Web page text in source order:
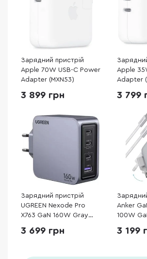
Зарядний пристрій
Apple 70W USB-C Power
Adapter (MXN53)
3 899 грн
Apple
Adapter
3 799
Зарядний пристрій
UGREEN Nexode Pro
X763 GaN 160W Gray
3 699 грн
Anker
100W
3 199